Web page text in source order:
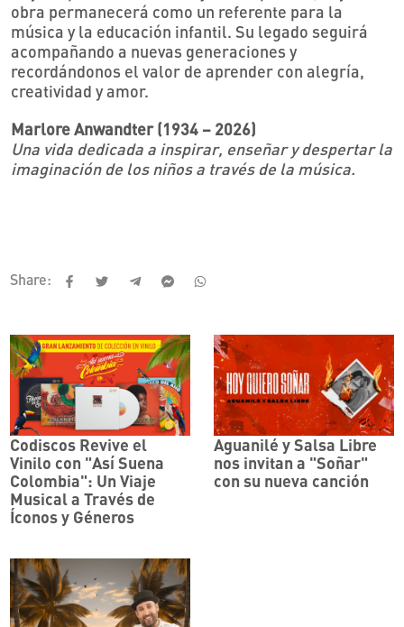
obra permanecerá como un referente para la
música y la educación infantil. Su legado seguirá
acompañando a nuevas generaciones y
recordándonos el valor de aprender con alegría,
creatividad y amor.
Marlore Anwandter (1934 – 2026)
Una vida dedicada a inspirar, enseñar y despertar la
imaginación de los niños a través de la música.
Share:
Codiscos Revive el
Vinilo con "Así Suena
Colombia": Un Viaje
Musical a Través de
Íconos y Géneros
Aguanilé y Salsa Libre
nos invitan a "Soñar"
con su nueva canción